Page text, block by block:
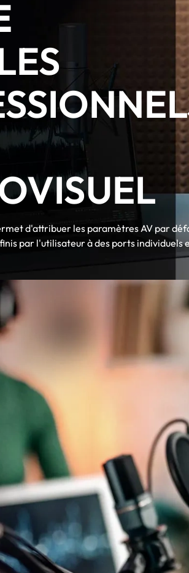
d'attribuer les paramètres AV par
par l'utilisateur à des ports individuels